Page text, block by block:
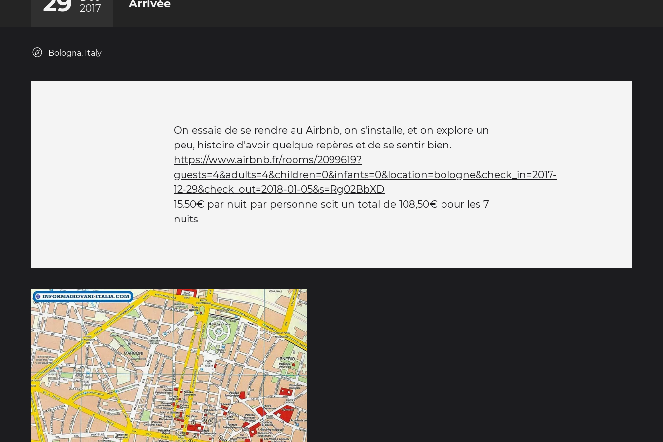
2017
Arrivée
Bologna, Italy
On essaie de se rendre au Airbnb, on s'installe, et on explore un
peu, histoire d'avoir quelque repères et de se sentir bien.
https://www.airbnb.fr/rooms/2099619?
guests=4&adults=4&children=0&infants=0&location=bologne&check_in=2017-
12-29&check_out=2018-01-05&s=Rg02BbXD
15.50€ par nuit par personne soit un total de 108,50€ pour les 7
nuits